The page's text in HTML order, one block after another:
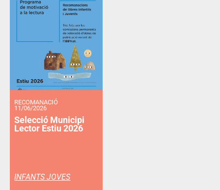
RECOMANACIÓ
11/06/2026
Selecció Municipi
Lector Estiu 2026
INFANTS JOVES